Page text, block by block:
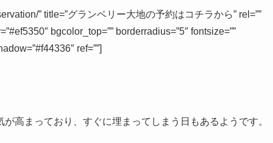
” title=”グランベリー大地の予約はコチラから” rel=””
bgcolor_top=”” borderradius=”5″ fontsize=””
ref=””]
高まっており、すぐに埋まってしまう日もあるようです。